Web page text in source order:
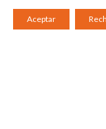
Aceptar